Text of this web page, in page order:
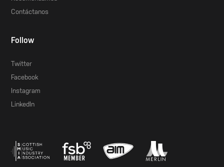
Contáctanos
Follow
Twitter
Facebook
Instagram
LinkedIn